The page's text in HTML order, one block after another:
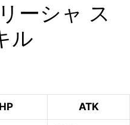
ーシャ ス
ル
HP ATK